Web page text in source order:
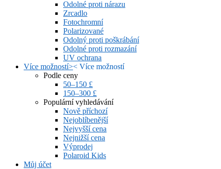
Odolné proti nárazu
Zrcadlo
Fotochromní
Polarizované
Odolný proti poškrábání
Odolné proti rozmazání
UV ochrana
Více možností>< Více možností
Podle ceny
50–150 £
150–300 £
Populární vyhledávání
Nově příchozí
Nejoblíbenější
Nejvyšší cena
Nejnižší cena
Výprodej
Polaroid Kids
Můj účet